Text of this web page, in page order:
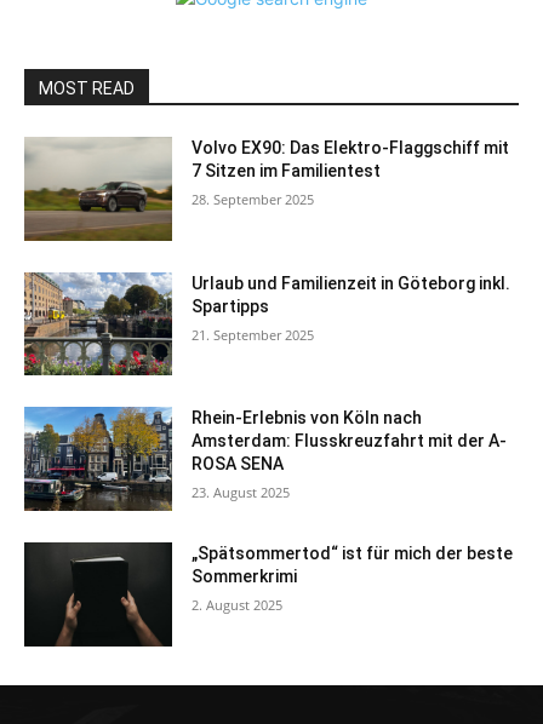
MOST READ
Volvo EX90: Das Elektro-Flaggschiff mit
7 Sitzen im Familientest
28. September 2025
Urlaub und Familienzeit in Göteborg inkl.
Spartipps
21. September 2025
Rhein-Erlebnis von Köln nach
Amsterdam: Flusskreuzfahrt mit der A-
ROSA SENA
23. August 2025
„Spätsommertod“ ist für mich der beste
Sommerkrimi
2. August 2025